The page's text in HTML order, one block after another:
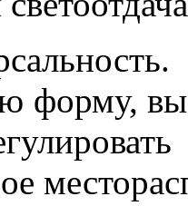
форму,